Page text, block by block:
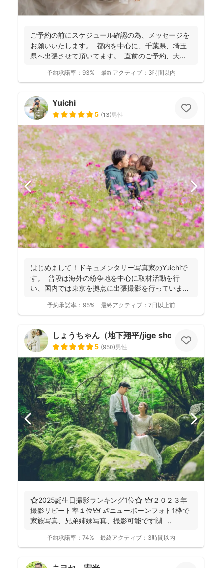
ご予約の前にスケジュール確認の為、 メッセージを
お願いいたします。 都内を中心に、千葉県、埼玉
県へ出張させて頂いてます。 直前のご予約、大歓
予約承諾率： 93% 最終アクティブ： 3時間以内
Yuichi
5 (13)男性
はじめまして！ドキュメンタリー写真家のYuichiで
す。 普段は海外の紛争地を中心に取材活動を行
い、国内では東京を拠点に出張撮影を行っていま
予約承諾率： 95% 最終アクティブ： 7日以上前
しょうちゃん（地下翔平/jige shohe）
5 (950)男性
⭐️2025誕生日撮影ランキング1位⭐️ 👑２０２３年
撮影リピート率１位👑 👶ニューボーンフォト1枠で
家族写真、兄弟姉妹写真、撮影可能です🙌 ...
予約承諾率： 74% 最終アクティブ： 3時間以内